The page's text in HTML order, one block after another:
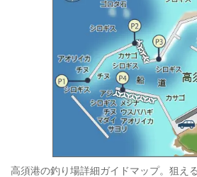
高須港の釣り場詳細ガイドマップ。狙え